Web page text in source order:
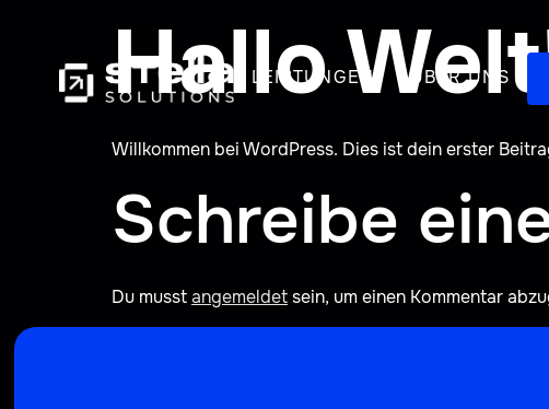
LEISTUNGEN ÜBER UNS
Hallo
Willkommen bei WordPress. Dies ist dein erster
Schreibe
Du musstangemeldetsein, um einen Kommentar